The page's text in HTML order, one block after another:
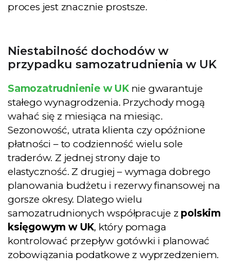
proces jest znacznie prostsze.
Niestabilność dochodów w
przypadku samozatrudnienia w UK
Samozatrudnienie w UK nie gwarantuje
stałego wynagrodzenia. Przychody mogą
wahać się z miesiąca na miesiąc.
Sezonowość, utrata klienta czy opóźnione
płatności – to codzienność wielu sole
traderów. Z jednej strony daje to
elastyczność. Z drugiej – wymaga dobrego
planowania budżetu i rezerwy finansowej na
gorsze okresy. Dlatego wielu
samozatrudnionych współpracuje z polskim
księgowym w UK, który pomaga
kontrolować przepływ gotówki i planować
zobowiązania podatkowe z wyprzedzeniem.